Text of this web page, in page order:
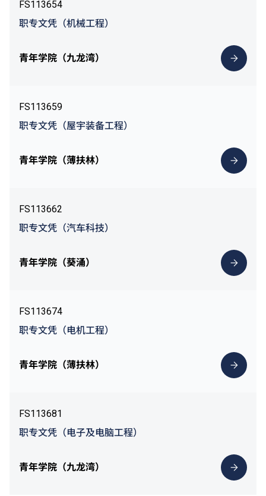
FS113654
职专文凭（机械工程）
青年学院（九龙湾）
FS113659
职专文凭（屋宇装备工程）
青年学院（薄扶林）
FS113662
职专文凭（汽车科技）
青年学院（葵涌）
FS113674
职专文凭（电机工程）
青年学院（薄扶林）
FS113681
职专文凭（电子及电脑工程）
青年学院（九龙湾）